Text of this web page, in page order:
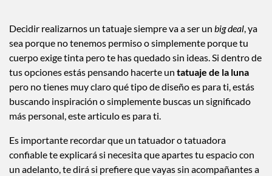
Decidir realizarnos un tatuaje siempre va a ser un big deal, ya
sea porque no tenemos permiso o simplemente porque tu
cuerpo exige tinta pero te has quedado sin ideas. Si dentro de
tus opciones estás pensando hacerte un tatuaje de la luna
pero no tienes muy claro qué tipo de diseño es para ti, estás
buscando inspiración o simplemente buscas un significado
más personal, este articulo es para ti.
Es importante recordar que un tatuador o tatuadora
confiable te explicará si necesita que apartes tu espacio con
un adelanto, te dirá si prefiere que vayas sin acompañantes a